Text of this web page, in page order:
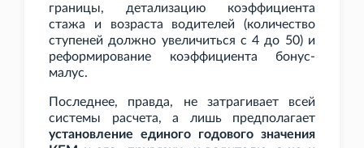
границы, детализацию коэффициента
стажа и возраста водителей (количество
ступеней должно увеличиться с 4 до 50) и
реформирование коэффициента бонус-
малус.
Последнее, правда, не затрагивает всей
системы расчета, а лишь предполагает
установление единого годового значения